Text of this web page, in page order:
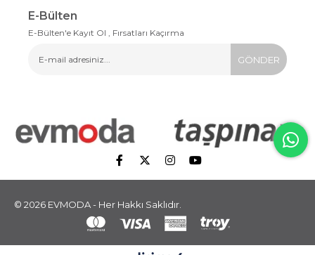
E-Bülten
E-Bülten'e Kayıt Ol , Fırsatları Kaçırma
GÖNDER
© 2026 EVMODA - Her Hakkı Saklıdır.